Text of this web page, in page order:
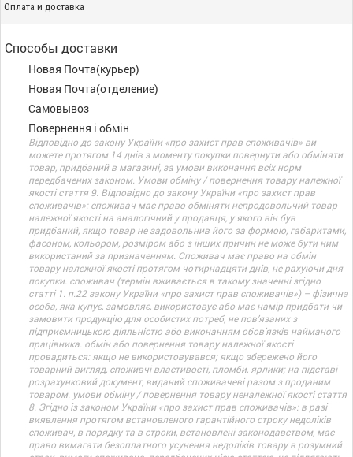
Оплата и доставка
Способы доставки
Новая Почта(курьер)
Новая Почта(отделение)
Самовывоз
Повернення і обмін
Відповідно до закону України «про захист прав споживачів» ви
можете протягом 14 днів з моменту покупки повернути або обміняти
товар, придбаний в магазині, за умови виконання всіх норм
передбачених законом. Умови обміну / повернення товару належної
якості стаття 9. Відповідно до закону України «про захист прав
споживачів»: споживач має право обміняти непродовольчий товар
належної якості на аналогічний у продавця, у якого він був
придбаний, якщо товар не задовольнив його за формою, габаритами,
фасоном, кольором, розміром або з інших причин не може бути ним
використаний за призначенням. Споживач має право на обмін
товару належної якості протягом чотирнадцяти днів, не рахуючи дня
покупки. споживач (термін вживається в такому значенні згідно
статті 1. п.22 закону України «про захист прав споживачів») – фізична
особа, яка купує, замовляє, використовує або має намір придбати чи
замовити продукцію для особистих потреб, не пов’язаних з
підприємницькою діяльністю або виконанням обов’язків найманого
працівника. обмін або повернення товару належної якості
провадиться: якщо не використовувався; якщо збережено його
товарний вигляд, споживчі властивості, пломби, ярлики; на підставі
розрахунковий документ, виданий споживачеві разом з проданим
товаром. умови обміну / повернення товару неналежної якості стаття
8. Згідно із законом України «про захист прав споживачів»: в разі
виявлення протягом встановленого гарантійного строку недоліків
споживач, в порядку та в строки, встановлені законодавством, має
право вимагати безоплатного усунення недоліків товару в розумний